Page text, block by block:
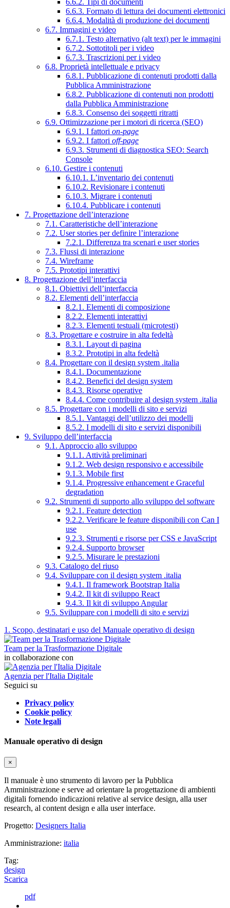
6.6.3. Formato di lettura dei documenti elettronici
6.6.4. Modalità di produzione dei documenti
6.7. Immagini e video
6.7.1. Testo alternativo (alt text) per le immagini
6.7.2. Sottotitoli per i video
6.7.3. Trascrizioni per i video
6.8. Proprietà intellettuale e privacy
6.8.1. Pubblicazione di contenuti prodotti dalla
Pubblica Amministrazione
6.8.2. Pubblicazione di contenuti non prodotti
dalla Pubblica Amministrazione
6.8.3. Consenso dei soggetti ritratti
6.9. Ottimizzazione per i motori di ricerca (SEO)
6.9.1. I fattori on-page
6.9.2. I fattori off-page
6.9.3. Strumenti di diagnostica SEO: Search
Console
6.10. Gestire i contenuti
6.10.1. L’inventario dei contenuti
6.10.2. Revisionare i contenuti
6.10.3. Migrare i contenuti
6.10.4. Pubblicare i contenuti
7. Progettazione dell’interazione
7.1. Caratteristiche dell’interazione
7.2. User stories per definire l’interazione
7.2.1. Differenza tra scenari e user stories
7.3. Flussi di interazione
7.4. Wireframe
7.5. Prototipi interattivi
8. Progettazione dell’interfaccia
8.1. Obiettivi dell’interfaccia
8.2. Elementi dell’interfaccia
8.2.1. Elementi di composizione
8.2.2. Elementi interattivi
8.2.3. Elementi testuali (microtesti)
8.3. Progettare e costruire in alta fedeltà
8.3.1. Layout di pagina
8.3.2. Prototipi in alta fedeltà
8.4. Progettare con il design system .italia
8.4.1. Documentazione
8.4.2. Benefici del design system
8.4.3. Risorse operative
8.4.4. Come contribuire al design system .italia
8.5. Progettare con i modelli di sito e servizi
8.5.1. Vantaggi dell’utilizzo dei modelli
8.5.2. I modelli di sito e servizi disponibili
9. Sviluppo dell’interfaccia
9.1. Approccio allo sviluppo
9.1.1. Attività preliminari
9.1.2. Web design responsivo e accessibile
9.1.3. Mobile first
9.1.4. Progressive enhancement e Graceful
degradation
9.2. Strumenti di supporto allo sviluppo del software
9.2.1. Feature detection
9.2.2. Verificare le feature disponibili con Can I
use
9.2.3. Strumenti e risorse per CSS e JavaScript
9.2.4. Supporto browser
9.2.5. Misurare le prestazioni
9.3. Catalogo del riuso
9.4. Sviluppare con il design system .italia
9.4.1. Il framework Bootstrap Italia
9.4.2. Il kit di sviluppo React
9.4.3. Il kit di sviluppo Angular
9.5. Sviluppare con i modelli di sito e servizi
1. Scopo, destinatari e uso del Manuale operativo di design
Team per la Trasformazione Digitale
in collaborazione con
Agenzia per l'Italia Digitale
Seguici su
Privacy policy
Cookie policy
Note legali
Manuale operativo di design
×
Il manuale è uno strumento di lavoro per la Pubblica
Amministrazione e serve ad orientare la progettazione di ambienti
digitali fornendo indicazioni relative al service design, alla user
research, al content design e alla user interface.
Progetto: Designers Italia
Amministrazione: italia
Tag:
design
Scarica
pdf